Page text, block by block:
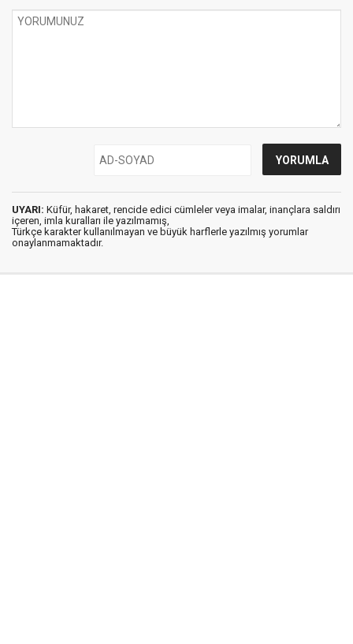
UYARI: Küfür, hakaret, rencide edici cümleler veya imalar, inançlara saldırı
içeren, imla kuralları ile yazılmamış,
Türkçe karakter kullanılmayan ve büyük harflerle yazılmış yorumlar
onaylanmamaktadır.